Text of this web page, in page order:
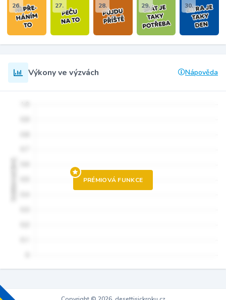
26. 27. 28. 29. 30.
Výkony ve výzvách Nápověda
PRÉMIOVÁ FUNKCE